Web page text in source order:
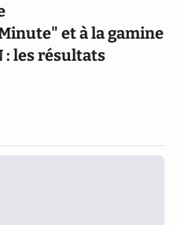
et à la gamine
: les résultats